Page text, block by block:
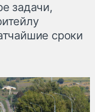
задачи,
сроки